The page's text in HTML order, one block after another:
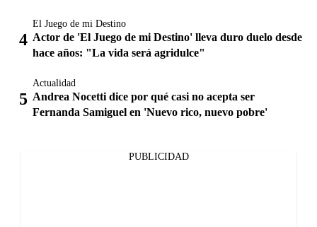
El Juego de mi Destino
Actor de 'El Juego de mi Destino' lleva duro duelo desde
hace años: "La vida será agridulce"
Actualidad
Andrea Nocetti dice por qué casi no acepta ser
Fernanda Samiguel en 'Nuevo rico, nuevo pobre'
PUBLICIDAD